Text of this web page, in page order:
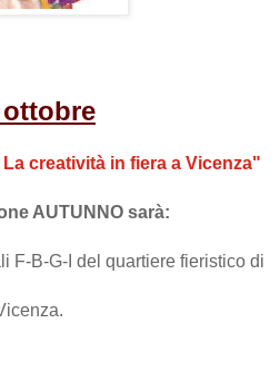
ottobre
in fiera a Vicenza"
sarà:
F-B-G-I del quartiere fieristico di